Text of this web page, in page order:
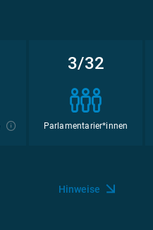
3/32
Parlamentarier*innen
Hinweise